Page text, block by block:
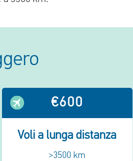
€600
Voli a lunga distanza
>3500 km